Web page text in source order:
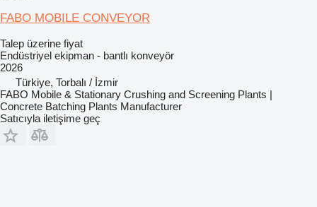
FABO MOBILE CONVEYOR
Talep üzerine fiyat
Endüstriyel ekipman - bantlı konveyör
2026
Türkiye, Torbalı / İzmir
FABO Mobile & Stationary Crushing and Screening Plants |
Concrete Batching Plants Manufacturer
Satıcıyla iletişime geç